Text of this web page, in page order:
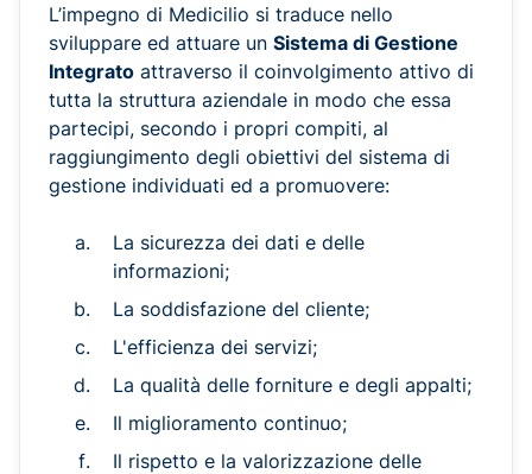
L’impegno di Medicilio si traduce nello
sviluppare ed attuare un Sistema di Gestione
Integrato attraverso il coinvolgimento attivo di
tutta la struttura aziendale in modo che essa
partecipi, secondo i propri compiti, al
raggiungimento degli obiettivi del sistema di
gestione individuati ed a promuovere:
La sicurezza dei dati e delle
informazioni;
La soddisfazione del cliente;
L'efficienza dei servizi;
La qualità delle forniture e degli appalti;
Il miglioramento continuo;
Il rispetto e la valorizzazione delle